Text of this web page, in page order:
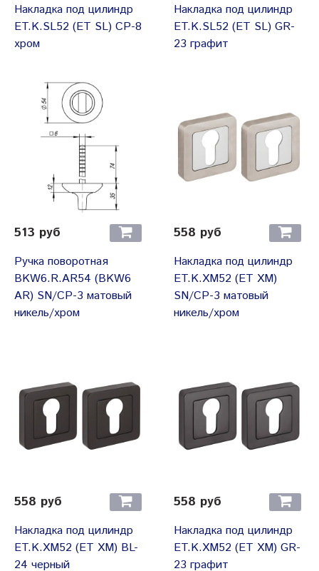
Накладка под цилиндр
ET.K.SL52 (ET SL) CP-8
хром
Накладка под цилиндр
ET.K.SL52 (ET SL) GR-
23 графит
513 руб
Ручка поворотная
BKW6.R.AR54 (BKW6
AR) SN/CP-3 матовый
никель/хром
558 руб
Накладка под цилиндр
ET.K.XM52 (ET XM)
SN/CP-3 матовый
никель/хром
558 руб
Накладка под цилиндр
ET.K.XM52 (ET XM) BL-
24 черный
558 руб
Накладка под цилиндр
ET.K.XM52 (ET XM) GR-
23 графит